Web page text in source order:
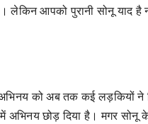
लेकिन आपको पुरानी सोनू याद है
अभिनय को अब तक कई लड़कियों
में अभिनय छोड़ दिया है। मगर